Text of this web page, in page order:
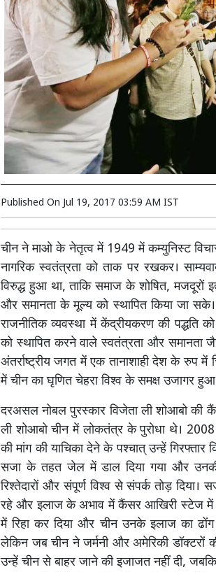
Published On Jul 19, 2017 03:59 AM IST
चीन ने माओ के नेतृत्व में 1949 में कम्युनिस्ट
नागरिक स्वतंत्रता को ताक पर रखकर।
विरुद्ध हुआ था, ताकि समाज के शोषित, मजदूरों
और समानता के मूल्य को स्थापित किया जा
राजनीतिक व्यवस्था में केंद्रीयकरण की पद्धति
को स्थापित करने वाले स्वतंत्रता और समानता
अंतर्राष्ट्रीय जगत में एक तानाशाही देश के रुप
में चीन का घृणित चेहरा विश्व के समक्ष उजागर
दरअसल नोबल पुरस्कार विजेता ली शोआबो
ली शोआबो चीन में लोकतंत्र के पुरोधा थे। 2008
की मांग की याचिका देने के पश्चात् उन्हें
सजा के तहत जेल में डाल दिया गया और
रिश्तेदारों और संपूर्ण विश्व से संपर्क तोड़
रहे और इलाज के अभाव में कैंसर आखिरी स्टेज
में रिहा कर दिया और चीन उनके इलाज का
लेकिन जब चीन ने जर्मनी और अमेरिकी
उन्हें चीन से बाहर जाने की इजाजत नहीं दी,